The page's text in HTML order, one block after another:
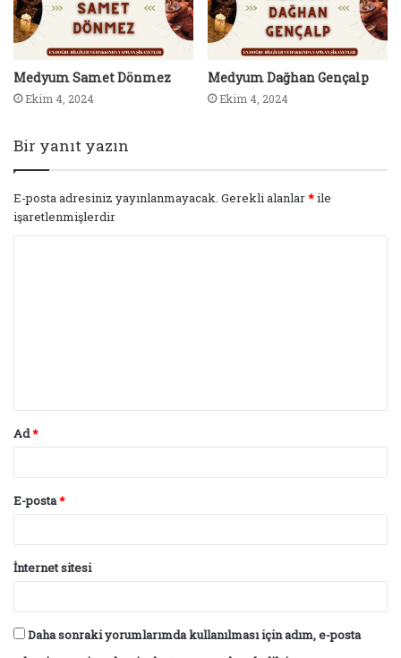
Medyum Samet Dönmez
Ekim 4, 2024
Medyum Dağhan Gençalp
Ekim 4, 2024
Bir yanıt yazın
E-posta adresiniz yayınlanmayacak. Gerekli alanlar*ile
işaretlenmişlerdir
Ad*
E-posta*
İnternet sitesi
Daha sonraki yorumlarımda kullanılması için adım, e-posta